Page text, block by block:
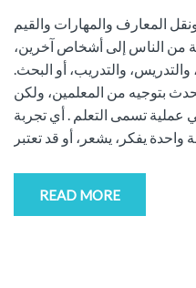
المعارف والمهارات والقيم
من الناس إلى أشخاص آخرين،
والتدريب، أو البحث.
بتوجيه من المعلمين، ولكن
عملية تسمى التعلم . أي تجربة
READ MORE